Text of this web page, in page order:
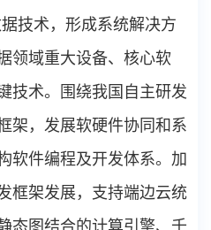
技术，形成系统解决方
领域重大设备、核心软
技术。围绕我国自主研发
架，发展软硬件协同和系
软件编程及开发体系。加
框架发展，支持端边云统
态图结合的计算引擎、千